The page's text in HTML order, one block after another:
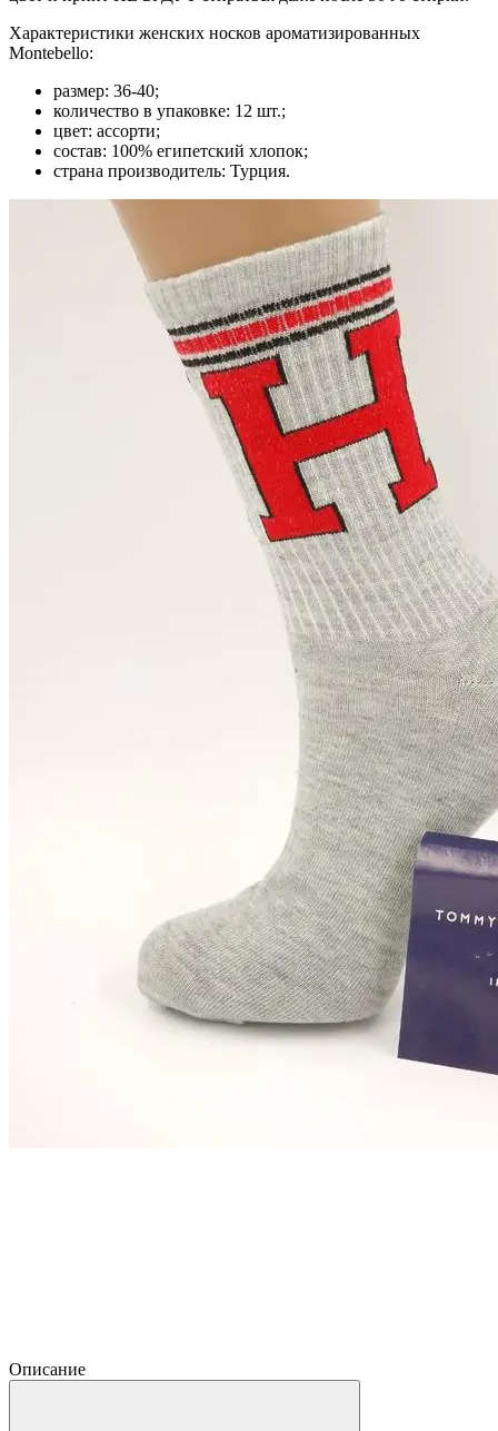
Характеристики женских носков ароматизированных
Montebello:
размер: 36-40;
количество в упаковке: 12 шт.;
цвет: ассорти;
состав: 100% египетский хлопок;
страна производитель: Турция.
Описание